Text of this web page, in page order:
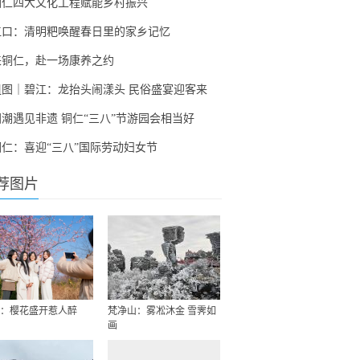
四大文化工程赋能乡村振兴
：清明粑唤醒春日里的家乡记忆
仁，赴一场康养之约
｜碧江：龙抬头闹漾头 民俗盛宴迎客来
遇见非遗 铜仁“三八”节游园会相当好
：喜迎“三八”国际劳动妇女节
图片
樱花盛开惹人醉
梵净山：雾凇沐金 雪霁如
画